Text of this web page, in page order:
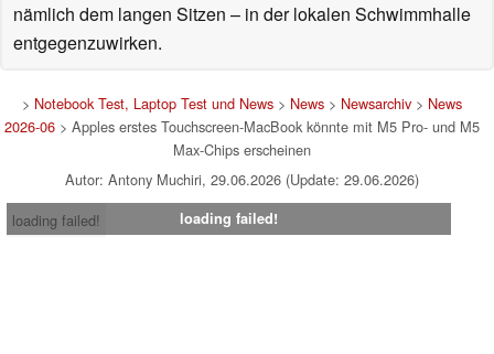
nämlich dem langen Sitzen – in der lokalen Schwimmhalle
entgegenzuwirken.
> Notebook Test, Laptop Test und News> News> Newsarchiv> News
2026-06> Apples erstes Touchscreen-MacBook könnte mit M5 Pro- und M5
Max-Chips erscheinen
Autor: Antony Muchiri, 29.06.2026 (Update: 29.06.2026)
loading failed!
loading failed!